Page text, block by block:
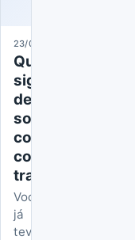
23/05/2024
Qual
significado
de
sonhar
com
cobra
transparente
Você
já
teve